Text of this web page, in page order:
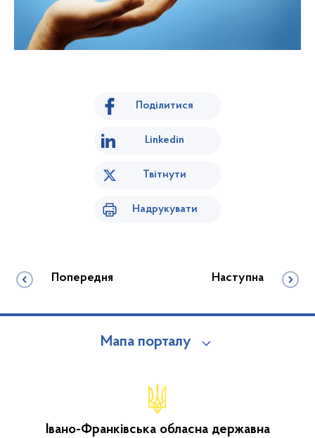
Поділитися
Linkedin
Твітнути
Надрукувати
Попередня Наступна
Мапа порталу
Івано-Франківська обласна державна